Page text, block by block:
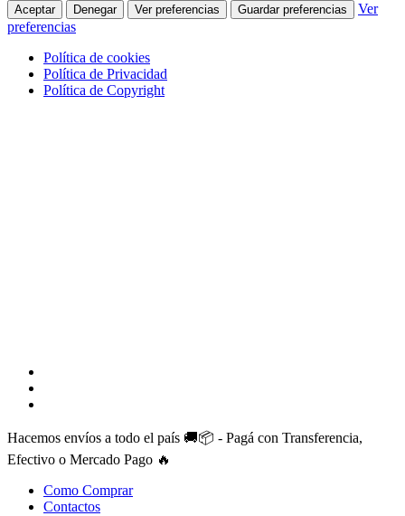
Aceptar Denegar Ver preferencias Guardar preferencias
Ver
preferencias
Política de cookies
Política de Privacidad
Política de Copyright
Hacemos envíos a todo el país 🚚📦 - Pagá con Transferencia,
Efectivo o Mercado Pago 🔥
Como Comprar
Contactos